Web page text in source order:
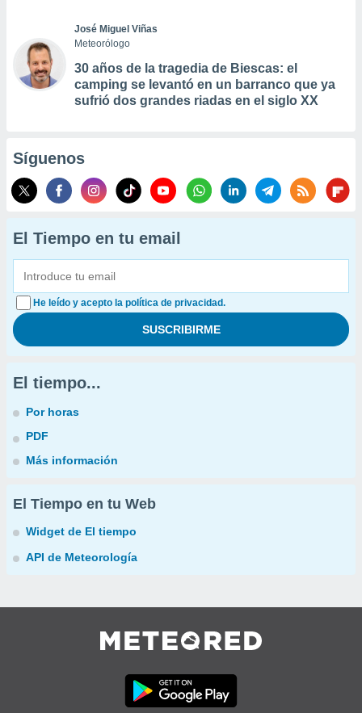
José Miguel Viñas
Meteorólogo
30 años de la tragedia de Biescas: el
camping se levantó en un barranco que ya
sufrió dos grandes riadas en el siglo XX
Síguenos
El Tiempo en tu email
He leído y acepto la política de privacidad.
El tiempo...
Por horas
PDF
Más información
El Tiempo en tu Web
Widget de El tiempo
API de Meteorología